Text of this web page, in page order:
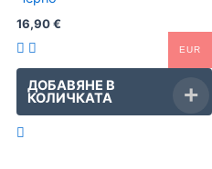
16,90€
ДОБАВЯНЕ В
КОЛИЧКАТА
EUR